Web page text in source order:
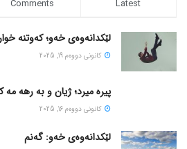
Comments Latest
لێکدانەوەی خەو؛ کەوتنە
كانونی دووه‌م 19, 2025
پیره میرد؛ ژیان و به رهه مه
كانونی دووه‌م 16, 2025
لێکدانەوەی خەو: گەنم